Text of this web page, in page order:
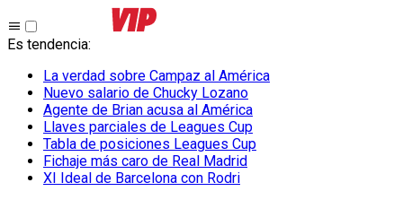
Es tendencia:
La verdad sobre Campaz al América
Nuevo salario de Chucky Lozano
Agente de Brian acusa al América
Llaves parciales de Leagues Cup
Tabla de posiciones Leagues Cup
Fichaje más caro de Real Madrid
XI Ideal de Barcelona con Rodri